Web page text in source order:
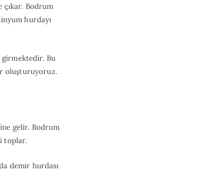
çıkar. Bodrum
hurdayı
girmektedir. Bu
oluşturuyoruz.
gelir. Bodrum
toplar.
demir hurdası